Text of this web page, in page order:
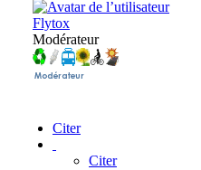
Flytox
Modérateur
Citer
Citer